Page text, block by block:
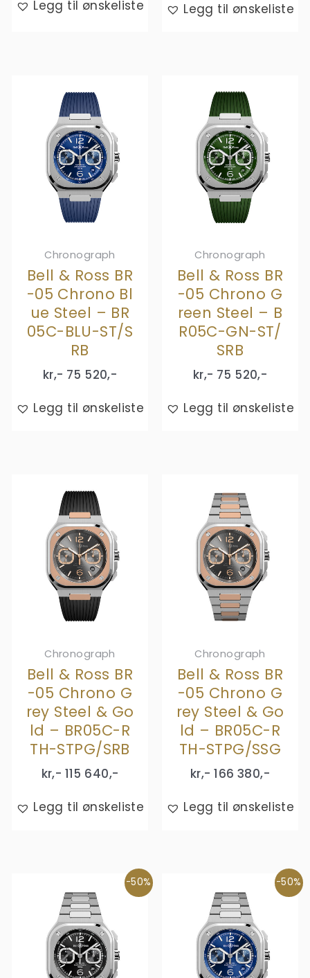
Legg til ønskeliste Legg til ønskeliste
Chronograph
Bell & Ross BR
-05 Chrono Bl
ue Steel – BR
05C-BLU-ST/S
RB
kr,- 75 520,-
Legg til ønskeliste
Chronograph
Bell & Ross BR
-05 Chrono G
reen Steel – B
R05C-GN-ST/
SRB
kr,- 75 520,-
Legg til ønskeliste
Chronograph
Bell & Ross BR
-05 Chrono G
rey Steel & Go
ld – BR05C-R
TH-STPG/SRB
kr,- 115 640,-
Legg til ønskeliste
Chronograph
Bell & Ross BR
-05 Chrono G
rey Steel & Go
ld – BR05C-R
TH-STPG/SSG
kr,- 166 380,-
Legg til ønskeliste
-50% -50%